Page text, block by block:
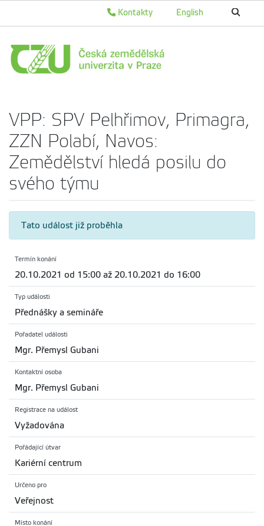
English
Kontakty
VPP: SPV Pelhřimov, Primagra,
ZZN Polabí, Navos:
Zemědělství hledá posilu do
svého týmu
Tato událost již proběhla
Termín konání
20.10.2021 od 15:00 až 20.10.2021 do 16:00
Typ události
Přednášky a semináře
Pořadatel události
Mgr. Přemysl Gubani
Kontaktní osoba
Mgr. Přemysl Gubani
Registrace na událost
Vyžadována
Pořádající útvar
Kariérní centrum
Určeno pro
Veřejnost
Místo konání